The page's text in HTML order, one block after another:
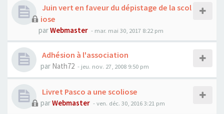
Juin vert en faveur du dépistage de la scol
iose
parWebmaster - mar. mai 30, 2017 8:22 pm
Adhésion à l'association
par Nath72 - jeu. nov. 27, 2008 9:50 pm
Livret Pasco a une scoliose
parWebmaster - ven. déc. 30, 2016 3:21 pm